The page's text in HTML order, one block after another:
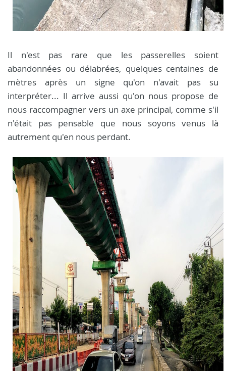
Il n'est pas rare que les passerelles soient
abandonnées ou délabrées, quelques centaines de
mètres après un signe qu'on n'avait pas su
interpréter... Il arrive aussi qu'on nous propose de
nous raccompagner vers un axe principal, comme s'il
n'était pas pensable que nous soyons venus là
autrement qu'en nous perdant.